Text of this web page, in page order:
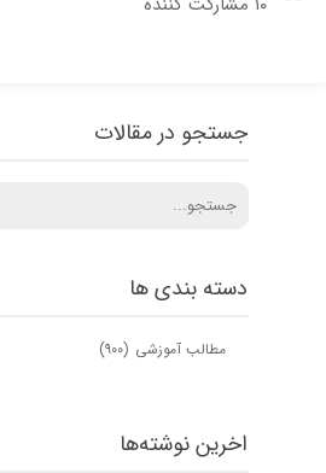
دسته بندی ها
مطالب آموزشی (۹۰۰)
جستجو در مقالات
اخرین نوشته‌ها